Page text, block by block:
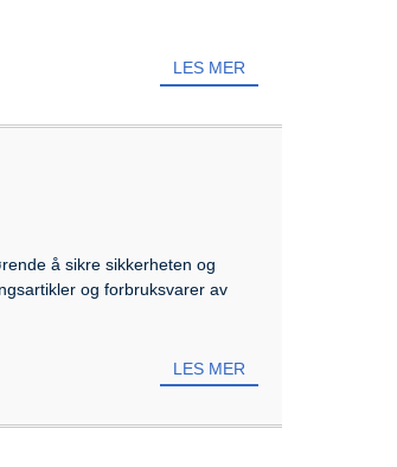
LES MER
å sikre sikkerheten og
og forbruksvarer av
LES MER